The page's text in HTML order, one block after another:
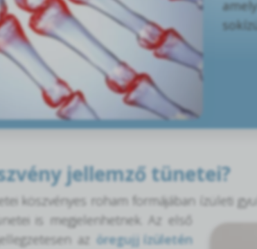
jellemző tünetei?
köszvényes roham formájában ízületi
is megjelenhetnek. Az első
az öregujj ízületén